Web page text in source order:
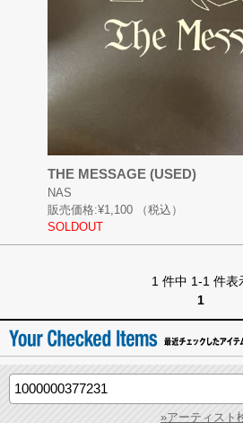
THE MESSAGE (USED)
NAS
販売価格:¥1,100
（税込）
SOLDOUT
1 件中 1-1 件表
1
»アーティスト